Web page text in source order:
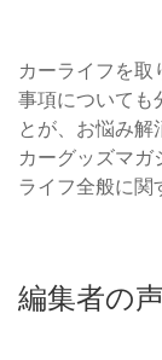
カーライフを取
事項についても
とが、お悩み解
カーグッズマガ
ライフ全般に関
編集者の声